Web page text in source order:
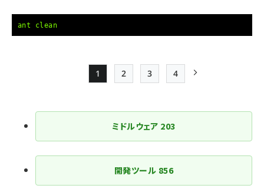
ant clean
ジ
送
り
Page
1
Page
2
Page
3
Page
4
ミドルウェア 203
開発ツール 856